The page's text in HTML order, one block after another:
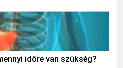
időre van szükség?